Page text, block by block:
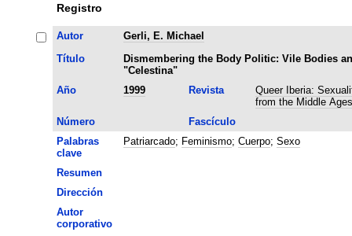
Registro
Autor
Gerli, E. Michael
Título
Dismembering the Body Politic: Vile Bodies
"Celestina"
Año
1999 Revista
Queer Iberia:
from the Middle
Número
Fascículo
Palabras
clave
Patriarcado; Feminismo; Cuerpo; Sexo
Resumen
Dirección
Autor
corporativo